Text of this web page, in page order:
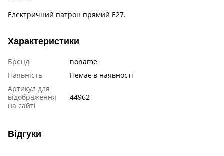
Електричний патрон прямий E27.
Характеристики
Бренд
noname
Наявність
Немає в наявності
Артикул для
відображення
на сайті
44962
Відгуки